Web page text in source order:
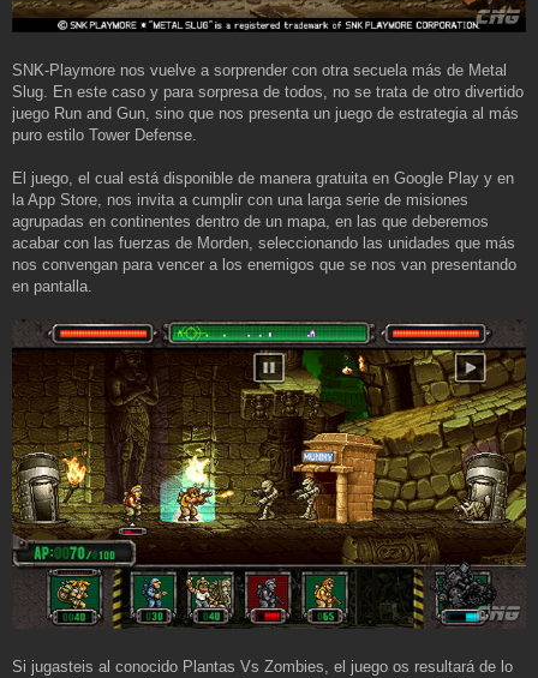
SNK-Playmore nos vuelve a sorprender con otra secuela más de Metal
Slug. En este caso y para sorpresa de todos, no se trata de otro divertido
juego Run and Gun, sino que nos presenta un juego de estrategia al más
puro estilo Tower Defense.
El juego, el cual está disponible de manera gratuita en Google Play y en
la App Store, nos invita a cumplir con una larga serie de misiones
agrupadas en continentes dentro de un mapa, en las que deberemos
acabar con las fuerzas de Morden, seleccionando las unidades que más
nos convengan para vencer a los enemigos que se nos van presentando
en pantalla.
Si jugasteis al conocido Plantas Vs Zombies, el juego os resultará de lo